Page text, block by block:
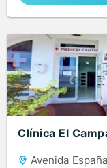
Clínica El
Avenida